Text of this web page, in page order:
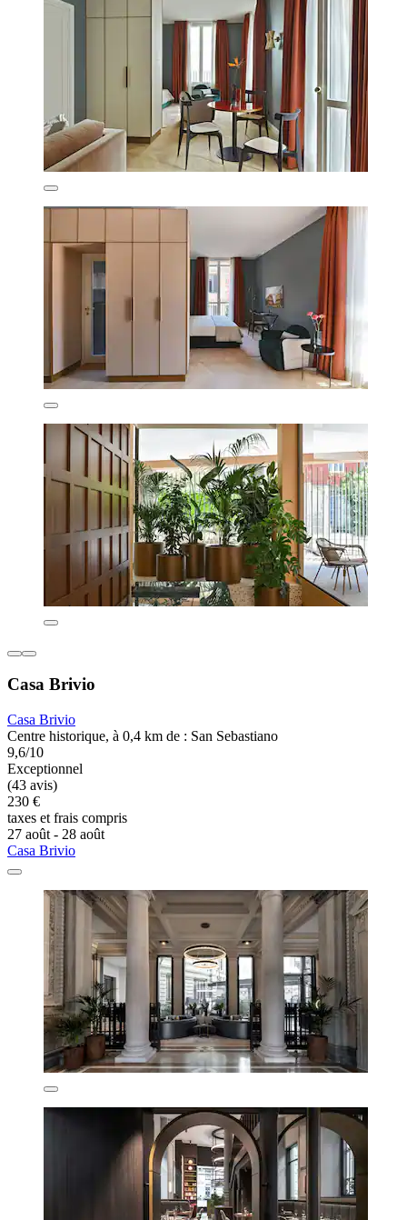
Casa Brivio
Casa Brivio
Centre historique, à 0,4 km de : San Sebastiano
9,6/10
Exceptionnel
(43 avis)
230 €
taxes et frais compris
27 août - 28 août
Casa Brivio